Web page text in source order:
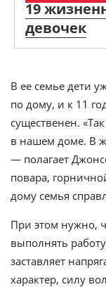
19
девочек
В ее семье дети
по дому, и к 11
существенен.
в нашем доме. В
— полагает
повара,
дому семья
При этом нужно,
выполнять
заставляет
характер, силу